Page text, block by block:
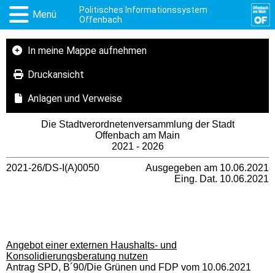
Menü
Politisches Informationssystem
Offenbach
In meine Mappe aufnehmen
Druckansicht
Anlagen und Verweise
Die Stadtverordnetenversammlung der Stadt
Offenbach am Main
2021 - 2026
2021-26/DS-I(A)0050
Ausgegeben am 10.06.2021
Eing. Dat. 10.06.2021
Angebot einer externen Haushalts- und
Konsolidierungsberatung nutzen
Antrag SPD, B´90/Die Grünen und FDP vom 10.06.2021